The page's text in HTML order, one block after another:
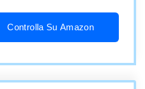
Controlla Su Amazon